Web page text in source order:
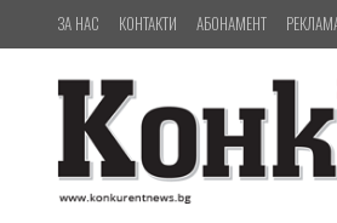
ЗА НАС КОНТАКТИ АБОНАМЕНТ